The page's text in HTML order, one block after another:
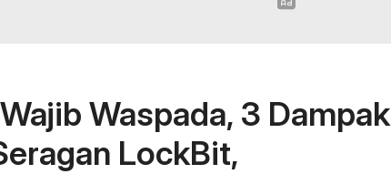
Waspada, 3 Dampak
LockBit,